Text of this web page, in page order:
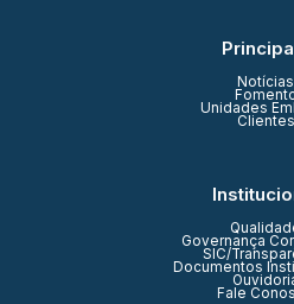
Notícias
Unidades
Clientes
Governança
SIC/
Documentos
Fale